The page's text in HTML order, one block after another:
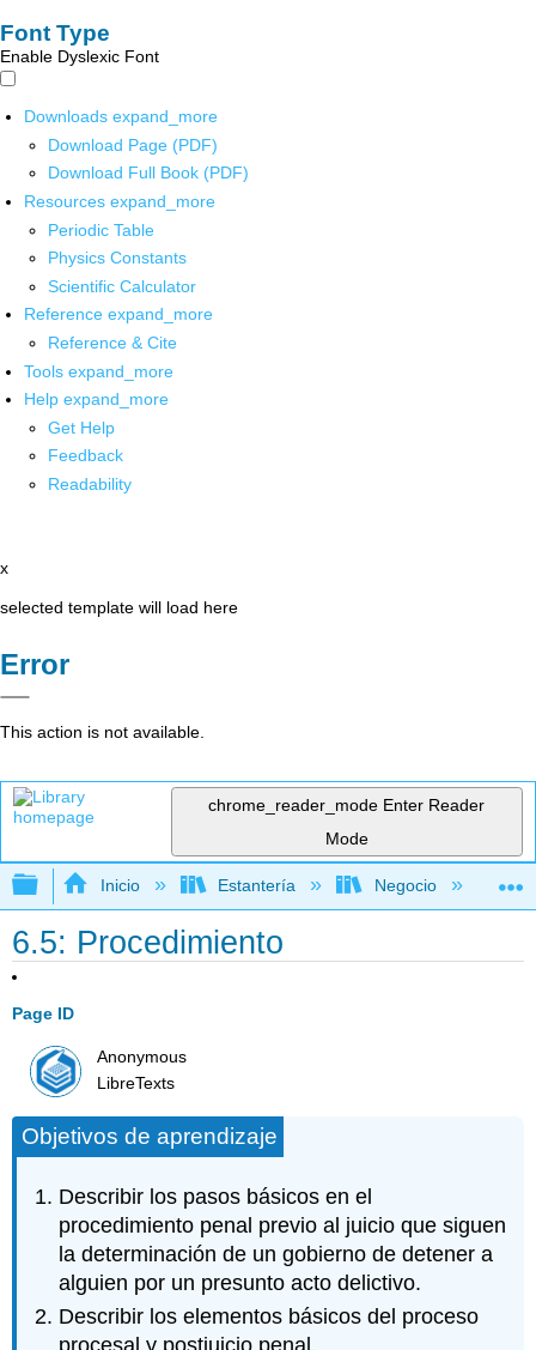
Font Type
Enable Dyslexic Font
Downloads expand_more
Download Page (PDF)
Download Full Book (PDF)
Resources expand_more
Periodic Table
Physics Constants
Scientific Calculator
Reference expand_more
Reference & Cite
Tools expand_more
Help expand_more
Get Help
Feedback
Readability
x
selected template will load here
Error
This action is not available.
chrome_reader_mode Enter Reader
Mode
Expandir/contraer jerarquía global
Inicio Estantería Negocio
6.5: Procedimiento
Page ID
Anonymous
LibreTexts
Objetivos de aprendizaje
Describir los pasos básicos en el
procedimiento penal previo al juicio que siguen
la determinación de un gobierno de detener a
alguien por un presunto acto delictivo.
Describir los elementos básicos del proceso
procesal y postjuicio penal.